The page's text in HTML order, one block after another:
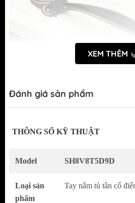
Tay Nắm Tủ Tân Cổ Điển
XEM THÊM
Đánh giá sản phẩm
THÔNG SỐ KỸ THUẬT
Model SH8V8T5D9D
Loại sản
phẩm
Tay nắm tủ tân cổ